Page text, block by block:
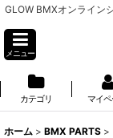
GLOW BMXオンライ
メニュー
カテゴリ マイ
ホーム > BMX PARTS >